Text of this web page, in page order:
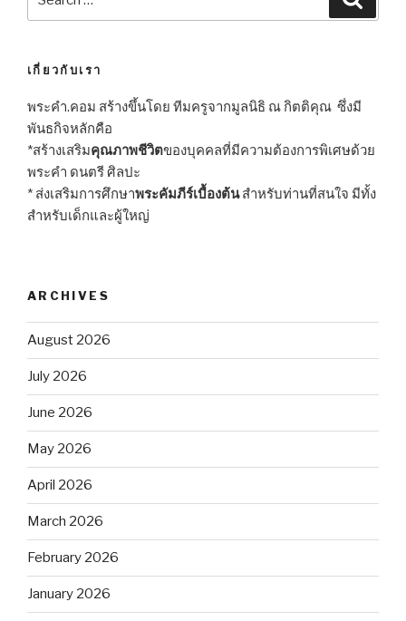
for:
เกี่ยวกับเรา
พระคำ.คอม สร้างขึ้นโดย ทีมครูจากมูลนิธิ ณ กิตติคุณ ซึ่งมี
พันธกิจหลักคือ
*สร้างเสริมคุณภาพชีวิตของบุคคลที่มีความต้องการพิเศษด้วย
พระคำ ดนตรี ศิลปะ
* ส่งเสริมการศึกษาพระคัมภีร์เบื้องต้นสำหรับท่านที่สนใจ มีทั้ง
สำหรับเด็กและผู้ใหญ่
ARCHIVES
August 2026
July 2026
June 2026
May 2026
April 2026
March 2026
February 2026
January 2026